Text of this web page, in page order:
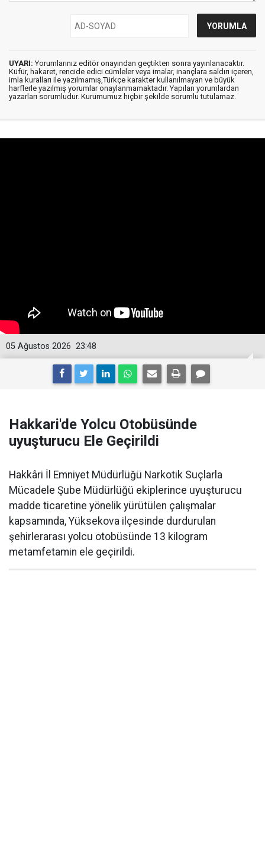
UYARI: Yorumlarınız editör onayından geçtikten sonra yayınlanacaktır.
Küfür, hakaret, rencide edici cümleler veya imalar, inançlara saldırı içeren,
imla kuralları ile yazılmamış,Türkçe karakter kullanılmayan ve büyük
harflerle yazılmış yorumlar onaylanmamaktadır. Yapılan yorumlardan
yazarları sorumludur. Kurumumuz hiçbir şekilde sorumlu tutulamaz.
23:48
05 Ağustos 2026
Hakkari'de Yolcu Otobüsünde
uyuşturucu Ele Geçirildi
Hakkâri İl Emniyet Müdürlüğü Narkotik Suçlarla
Mücadele Şube Müdürlüğü ekiplerince uyuşturucu
madde ticaretine yönelik yürütülen çalışmalar
kapsamında, Yüksekova ilçesinde durdurulan
şehirlerarası yolcu otobüsünde 13 kilogram
metamfetamin ele geçirildi.